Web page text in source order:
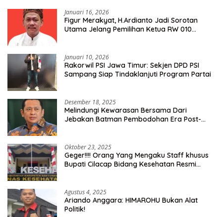
Januari 16, 2026
Figur Merakyat, H.Ardianto Jadi Sorotan
Utama Jelang Pemilihan Ketua RW 010
Januari 10, 2026
Rakorwil PSI Jawa Timur: Sekjen DPD PSI
Sampang Siap Tindaklanjuti Program Partai
Desember 18, 2025
Melindungi Kewarasan Bersama Dari
Jebakan Batman Pembodohan Era Post-
Oktober 23, 2025
Geger!!!! Orang Yang Mengaku Staff khusus
Bupati Cilacap Bidang Kesehatan Resmi
Agustus 4, 2025
Ariando Anggara: HIMAROHU Bukan Alat
Politik!